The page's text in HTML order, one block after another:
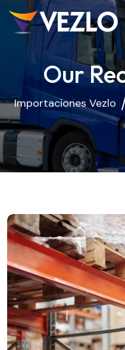
Our
Importaciones Vezlo